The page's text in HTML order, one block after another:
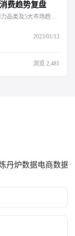
费趋势复盘
2022年度炼丹炉淘系市场深度复盘出炉🔥🔥22个潜力品类及5大市场趋势解读，点击文章阅读～
2023/01/13
浏览 2,481
丹炉数据电商数据